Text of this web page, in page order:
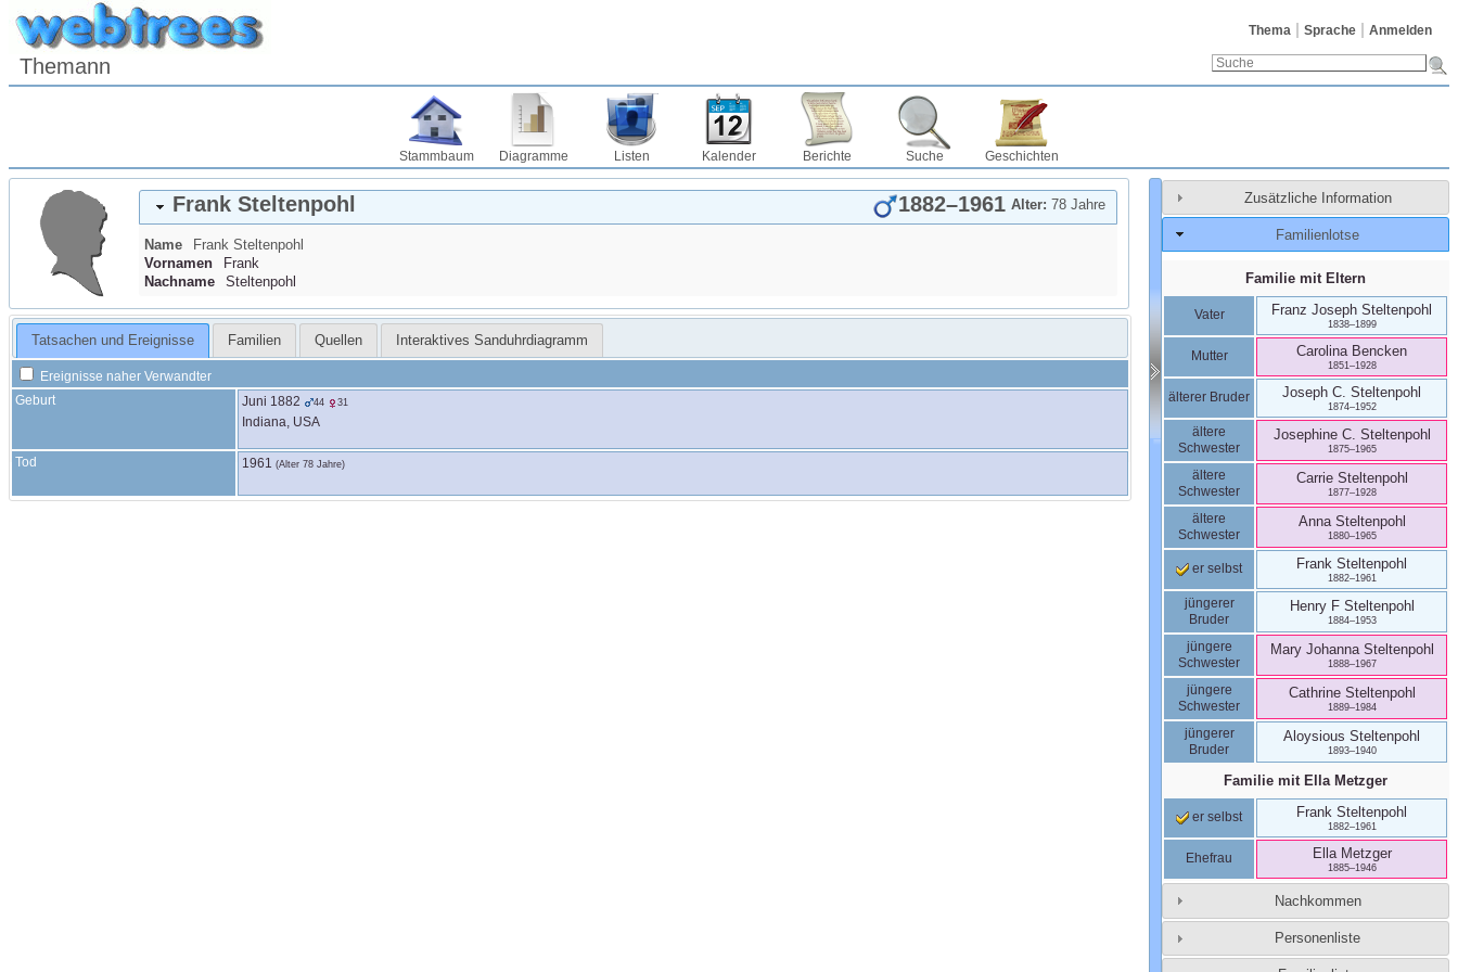
Thema Sprache Anmelden
Themann
Stammbaum Diagramme Listen Kalender Berichte Suche Geschichten
Frank Steltenpohl Alter: 78 Jahre
1882–1961
Name Frank Steltenpohl
Vornamen
Frank
Nachname
Steltenpohl
Tatsachen und Ereignisse Familien Quellen Interaktives Sanduhrdiagramm
Ereignisse naher Verwandter
Geburt
Juni 1882 44 31
Indiana, USA
Tod 1961 (Alter 78 Jahre)
Zusätzliche Information
Familienlotse
Familie mit Eltern
Vater Franz Joseph Steltenpohl
1838–1899
Mutter Carolina Bencken
1851–1928
älterer Bruder Joseph C. Steltenpohl
1874–1952
ältere
Schwester
Josephine C. Steltenpohl
1875–1965
ältere
Schwester
Carrie Steltenpohl
1877–1928
ältere
Schwester
Anna Steltenpohl
1880–1965
er selbst Frank Steltenpohl
1882–1961
jüngerer
Bruder
Henry F Steltenpohl
1884–1953
jüngere
Schwester
Mary Johanna Steltenpohl
1888–1967
jüngere
Schwester
Cathrine Steltenpohl
1889–1984
jüngerer
Bruder
Aloysious Steltenpohl
1893–1940
Familie mit Ella Metzger
er selbst Frank Steltenpohl
1882–1961
Ehefrau Ella Metzger
1885–1946
Nachkommen
Personenliste